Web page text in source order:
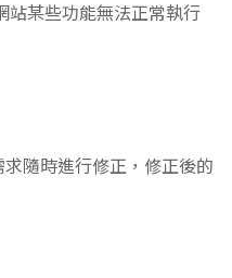
站某些功能無法正常執行
隨時進行修正，修正後的